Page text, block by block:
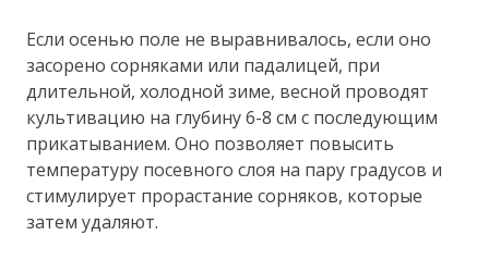
Если осенью поле не выравнивалось, если оно
засорено сорняками или падалицей, при
длительной, холодной зиме, весной проводят
культивацию на глубину 6-8 см с последующим
прикатыванием. Оно позволяет повысить
температуру посевного слоя на пару градусов и
стимулирует прорастание сорняков, которые
затем удаляют.